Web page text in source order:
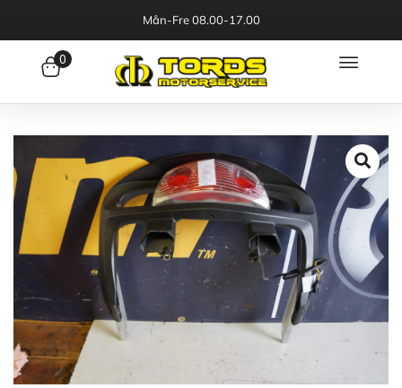
Mån-Fre 08.00-17.00
0